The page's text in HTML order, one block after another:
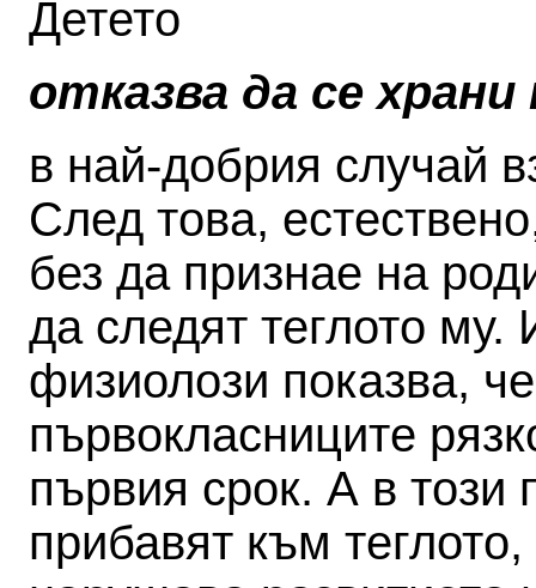
Детето
отказва да се
в най-добрия случай
След това,
без да признае на
да следят теглото
физиолози показва,
първокласниците
първия срок. А в този
прибавят към